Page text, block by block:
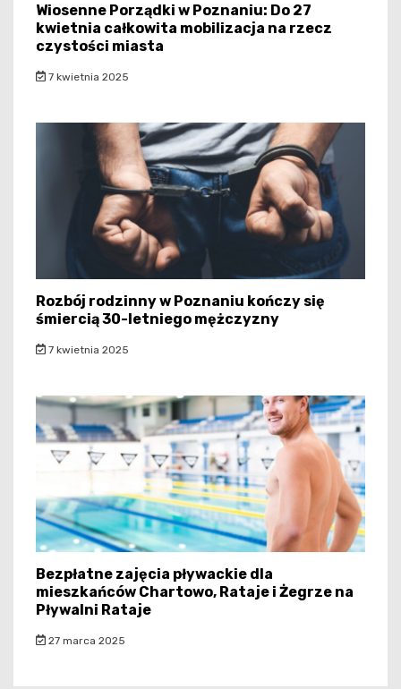
Wiosenne Porządki w Poznaniu: Do 27
kwietnia całkowita mobilizacja na rzecz
czystości miasta
7 kwietnia 2025
Rozbój rodzinny w Poznaniu kończy się
śmiercią 30-letniego mężczyzny
7 kwietnia 2025
Bezpłatne zajęcia pływackie dla
mieszkańców Chartowo, Rataje i Żegrze na
Pływalni Rataje
27 marca 2025